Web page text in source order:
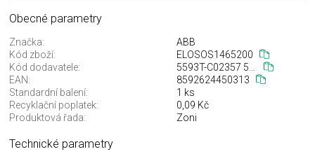
Obecné parametry
Značka:
ABB
Kód zboží:
ELOSOS1465200
Kód dodavatele:
5593T-C02357 500
EAN:
8592624450313
Standardní balení:
1 ks
Recyklační poplatek:
0,09 Kč
Produktová řada:
Zoni
Technické parametry